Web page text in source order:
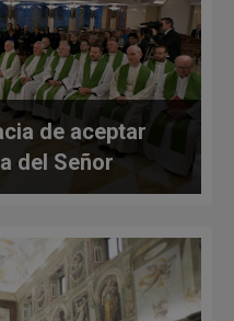
de aceptar
del Señor